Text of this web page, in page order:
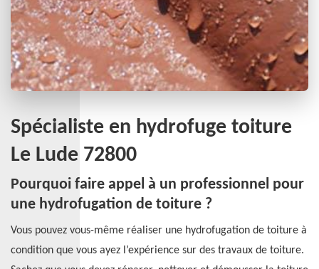
Spécialiste en hydrofuge toiture
Le Lude 72800
Pourquoi faire appel à un professionnel pour
une hydrofugation de toiture ?
Vous pouvez vous-même réaliser une hydrofugation de toiture à
condition que vous ayez l’expérience sur des travaux de toiture.